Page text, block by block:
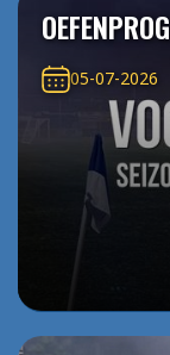
05-07-2026